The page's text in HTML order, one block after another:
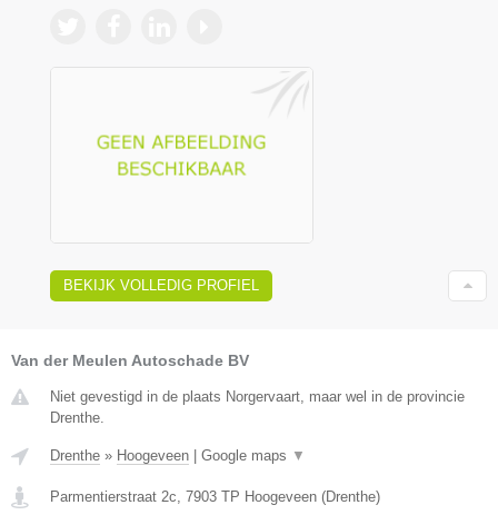
BEKIJK VOLLEDIG PROFIEL
Van der Meulen Autoschade BV
Niet gevestigd in de plaats Norgervaart, maar wel in de provincie
Drenthe.
Drenthe » Hoogeveen | Google maps ▼
Parmentierstraat 2c 7903 TP Hoogeveen (Drenthe)